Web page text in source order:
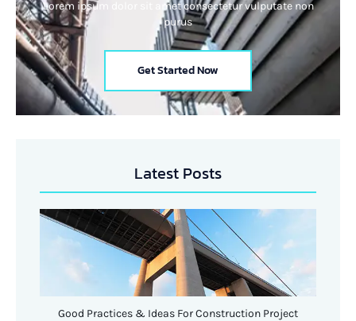
Lorem ipsum dolor sit amet consectetur vulputate non
purus
Get Started Now
Latest Posts
Good Practices & Ideas For Construction Project